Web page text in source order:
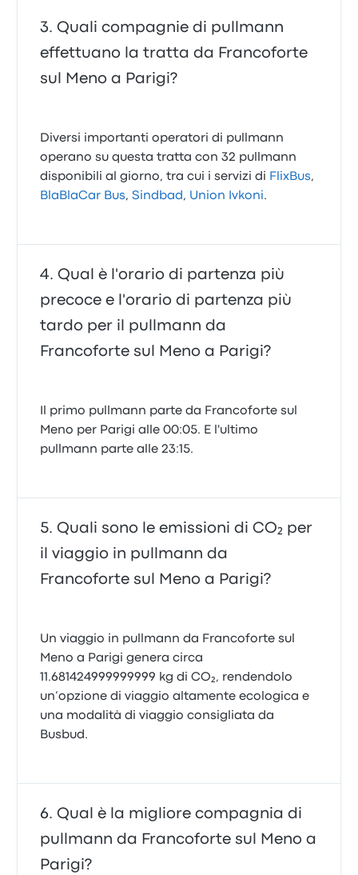
Quali compagnie di pullmann
effettuano la tratta da Francoforte
sul Meno a Parigi?
Diversi importanti operatori di pullmann
operano su questa tratta con 32 pullmann
disponibili al giorno, tra cui i servizi di FlixBus,
BlaBlaCar Bus,Sindbad , Union Ivkoni.
Qual è l'orario di partenza più
precoce e l'orario di partenza più
tardo per il pullmann da
Francoforte sul Meno a Parigi?
Il primo pullmann parte da Francoforte sul
Meno per Parigi alle 00:05. E l'ultimo
pullmann parte alle 23:15.
Quali sono le emissioni di CO₂ per
il viaggio in pullmann da
Francoforte sul Meno a Parigi?
Un viaggio in pullmann da Francoforte sul
Meno a Parigi genera circa
11.681424999999999 kg di CO₂, rendendolo
un’opzione di viaggio altamente ecologica e
una modalità di viaggio consigliata da
Busbud.
Qual è la migliore compagnia di
pullmann da Francoforte sul Meno a
Parigi?